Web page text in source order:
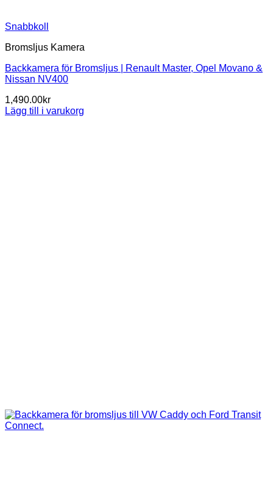
Snabbkoll
Bromsljus Kamera
Backkamera för Bromsljus | Renault Master, Opel Movano &
Nissan NV400
1,490.00kr
Lägg till i varukorg